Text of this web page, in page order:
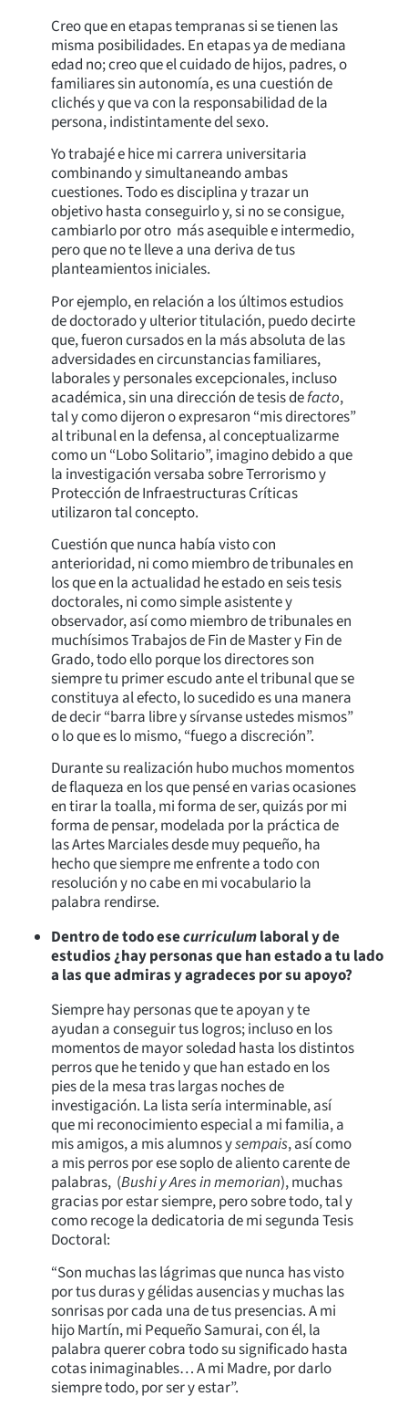
Creo que en etapas tempranas si se tienen las
misma posibilidades. En etapas ya de mediana
edad no; creo que el cuidado de hijos, padres, o
familiares sin autonomía, es una cuestión de
clichés y que va con la responsabilidad de la
persona, indistintamente del sexo.
Yo trabajé e hice mi carrera universitaria
combinando y simultaneando ambas
cuestiones. Todo es disciplina y trazar un
objetivo hasta conseguirlo y, si no se consigue,
cambiarlo por otro más asequible e intermedio,
pero que no te lleve a una deriva de tus
planteamientos iniciales.
Por ejemplo, en relación a los últimos estudios
de doctorado y ulterior titulación, puedo decirte
que, fueron cursados en la más absoluta de las
adversidades en circunstancias familiares,
laborales y personales excepcionales, incluso
académica, sin una dirección de tesis defacto,
tal y como dijeron o expresaron “mis directores”
al tribunal en la defensa, al conceptualizarme
como un “Lobo Solitario”, imagino debido a que
la investigación versaba sobre Terrorismo y
Protección de Infraestructuras Críticas
utilizaron tal concepto.
Cuestión que nunca había visto con
anterioridad, ni como miembro de tribunales en
los que en la actualidad he estado en seis tesis
doctorales, ni como simple asistente y
observador, así como miembro de tribunales en
muchísimos Trabajos de Fin de Master y Fin de
Grado, todo ello porque los directores son
siempre tu primer escudo ante el tribunal que se
constituya al efecto, lo sucedido es una manera
de decir “barra libre y sírvanse ustedes mismos”
o lo que es lo mismo, “fuego a discreción”.
Durante su realización hubo muchos momentos
de flaqueza en los que pensé en varias ocasiones
en tirar la toalla, mi forma de ser, quizás por mi
forma de pensar, modelada por la práctica de
las Artes Marciales desde muy pequeño, ha
hecho que siempre me enfrente a todo con
resolución y no cabe en mi vocabulario la
palabra rendirse.
Dentro de todo esecurriculumlaboral y de
estudios ¿hay personas que han estado a tu lado
a las que admiras y agradeces por su apoyo?
Siempre hay personas que te apoyan y te
ayudan a conseguir tus logros; incluso en los
momentos de mayor soledad hasta los distintos
perros que he tenido y que han estado en los
pies de la mesa tras largas noches de
investigación. La lista sería interminable, así
que mi reconocimiento especial a mi familia, a
mis amigos, a mis alumnos ysempais, así como
a mis perros por ese soplo de aliento carente de
palabras, (Bushi y Ares in memorian), muchas
gracias por estar siempre, pero sobre todo, tal y
como recoge la dedicatoria de mi segunda Tesis
Doctoral:
“Son muchas las lágrimas que nunca has visto
por tus duras y gélidas ausencias y muchas las
sonrisas por cada una de tus presencias. A mi
hijo Martín, mi Pequeño Samurai, con él, la
palabra querer cobra todo su significado hasta
cotas inimaginables… A mi Madre, por darlo
siempre todo, por ser y estar”.